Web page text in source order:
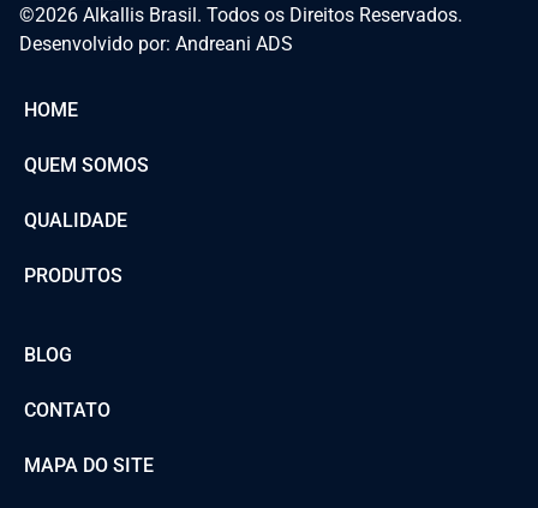
©2026 Alkallis Brasil. Todos os Direitos Reservados.
Desenvolvido por: Andreani ADS
HOME
QUEM SOMOS
QUALIDADE
PRODUTOS
BLOG
CONTATO
MAPA DO SITE